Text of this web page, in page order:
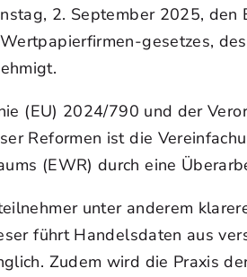
2. September 2025,
gesetzes,
(EU) 2024/790 und der
Reformen ist die
(EWR) durch eine
unter anderem
führt Handelsdaten aus
Zudem wird die Praxis